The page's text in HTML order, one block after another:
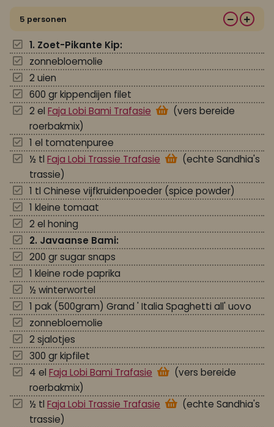
5 personen
1. Zoet-Pikante Kip:
zonnebloemolie
2 uien
600 gr kippendijen filet
2 el Faja Lobi Bami Trafasie
(vers bereide
roerbakmix)
1 el tomatenpuree
½ tl Faja Lobi Trassie Trafasie
(echte Sandhia's
trassie)
1 tl Chinese vijfkruidenpoeder (spice powder)
1 kleine tomaat
2 el honing
2. Javaanse Bami:
200 gr sugar snaps
1 kleine rode paprika
½ winterwortel
1 pak (500gram) Grand ' Italia Spaghetti all' uovo
zonnebloemolie
2 sjalotjes
300 gr kipfilet
4 el Faja Lobi Bami Trafasie
(vers bereide
roerbakmix)
½ tl Faja Lobi Trassie Trafasie
(echte Sandhia's
trassie)